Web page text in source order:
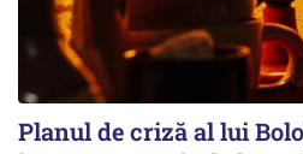
Planul de criză al lui